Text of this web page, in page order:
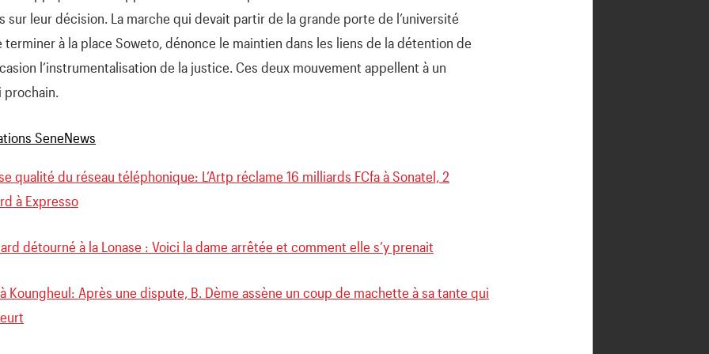
sur leur décision. La marche qui devait partir de la grande porte de l’université
terminer à la place Soweto, dénonce le maintien dans les liens de la détention de
l’instrumentalisation de la justice. Ces deux mouvement appellent à un
qualité du réseau téléphonique: L’Artp réclame 16 milliards FCfa à Sonatel, 2
à Expresso
détourné à la Lonase : Voici la dame arrêtée et comment elle s’y prenait
Koungheul: Après une dispute, B. Dème assène un coup de machette à sa tante qui